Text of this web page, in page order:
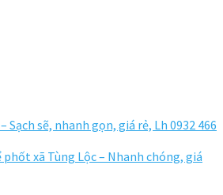
Sạch sẽ, nhanh gọn, giá rẻ, Lh 0932 466
phốt xã Tùng Lộc – Nhanh chóng, giá